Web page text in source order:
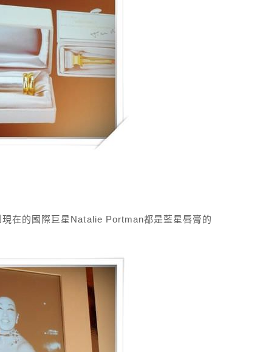
在的國際巨星Natalie Portman都是藍星唇膏的